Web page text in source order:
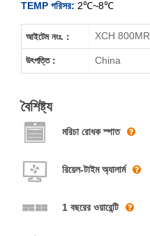
TEMP পরিসর: 2℃~8℃
আইটেম নংঃ. : XCH 800MR
উৎপত্তি : China
বৈশিষ্ট্য
মরিচা রোধক স্পাত
রিয়েল-টাইম অ্যালার্ম
1 বছরের ওয়ারেন্টি